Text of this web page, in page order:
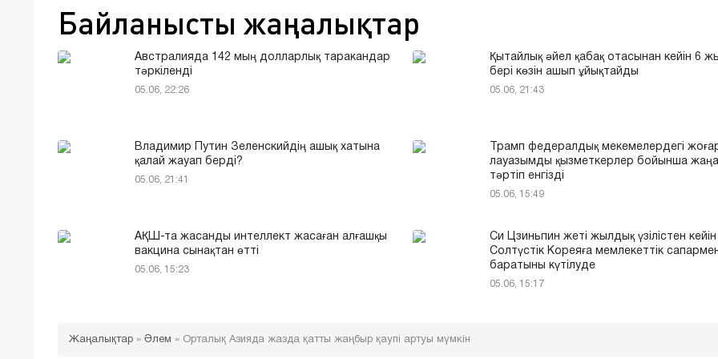
Байланысты жаңалықтар
Австралияда 142 мың долларлық таракандар
тәркіленді
05.06, 22:26
Қытайлық әйел қабақ отасынан кейін 6
бері көзін ашып ұйықтайды
05.06, 21:43
Владимир Путин Зеленскийдің ашық хатына
қалай жауап берді?
05.06, 21:41
Трамп федералдық мекемелердегі
лауазымды қызметкерлер бойынша жаңа
тәртіп енгізді
05.06, 15:49
АҚШ-та жасанды интеллект жасаған алғашқы
вакцина сынақтан өтті
05.06, 15:23
Си Цзиньпин жеті жылдық үзілістен кейін
Солтүстік Кореяға мемлекеттік
баратыны күтілуде
05.06, 15:17
Жаңалықтар » Әлем » Орталық Азияда жазда қатты жаңбыр қаупі артуы мүмкін